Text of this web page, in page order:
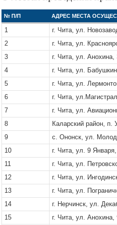
№ П/П АДРЕС МЕСТА
1
г. Чита, ул.
2
г. Чита, ул.
3
г. Чита, ул. Анохина,
4
г. Чита, ул.
5
г. Чита, ул.
6
г. Чита,
7
г. Чита, ул.
8
Каларский район, п.
9
с. Ононск, ул.
10
г. Чита, ул. 9
11
г. Чита, ул.
12
г. Чита, ул.
13
г. Чита, ул.
14
г. Нерчинск, ул.
15
г. Чита, ул. Анохина,